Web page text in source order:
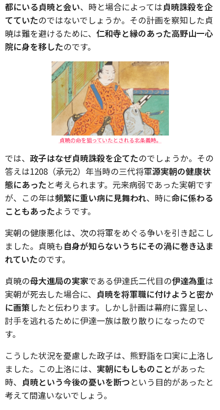
都にいる貞暁と会い、時と場合によっては貞暁誅殺を企
てていたのではないでしょうか。その計画を察知した貞
暁は難を避けるために、 仁和寺と縁のあった高野山一心
院に身を移したのです。
貞暁の命を狙っていたとされる北条義時。
では、 政子はなぜ貞暁誅殺を企てたのでしょうか。その
答えは1208（承元2）年当時の三代将軍源実朝の健康状
態にあったと考えられます。元来病弱であった実朝です
が、この年は頻繁に重い病に見舞われ、時に命に係わる
こともあったようです。
実朝の健康悪化は、次の将軍をめぐる争いを引き起こし
ました。貞暁も自身が知らないうちにその渦に巻き込ま
れていたのです。
貞暁の母大進局の実家である伊達氏二代目の伊達為重は
実朝が死去した場合に、 貞暁を将軍職に付けようと密か
に画策 したと伝わります。しかし計画は幕府に露呈し、
討手を逃れるために伊達一族は散り散りになったので
す。
こうした状況を憂慮した政子は、熊野詣を口実に上洛し
ました。この上洛には、 実朝にもしものことがあった
時、 貞暁という今後の憂いを断つという目的があったと
考えて間違いないでしょう。